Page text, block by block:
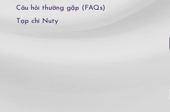
Câu hỏi thường gặp (FAQs)
Tạp chí Nuty